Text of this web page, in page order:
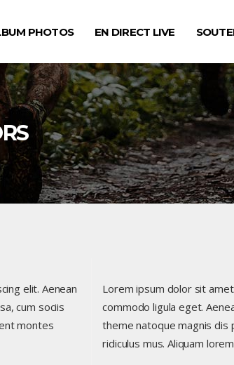
PHOTOS EN DIRECT LIVE
elit. Aenean
cum sociis
montes
Lorem ipsum dolor sit
commodo ligula eget.
theme natoque magnis dis
ridiculus mus. Aliquam